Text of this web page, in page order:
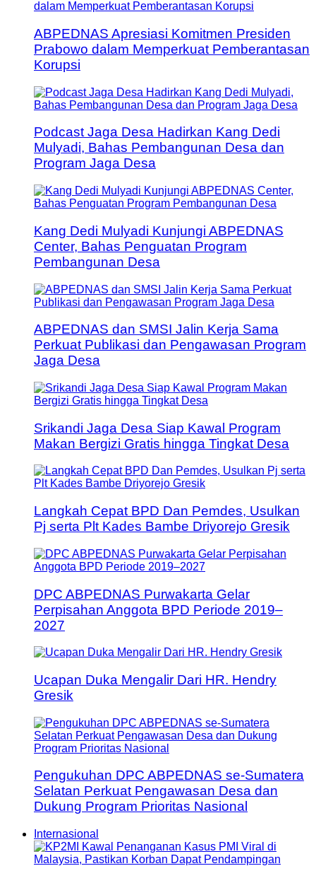
ABPEDNAS Apresiasi Komitmen Presiden
Prabowo dalam Memperkuat Pemberantasan
Korupsi
Podcast Jaga Desa Hadirkan Kang Dedi
Mulyadi, Bahas Pembangunan Desa dan
Program Jaga Desa
Kang Dedi Mulyadi Kunjungi ABPEDNAS
Center, Bahas Penguatan Program
Pembangunan Desa
ABPEDNAS dan SMSI Jalin Kerja Sama
Perkuat Publikasi dan Pengawasan Program
Jaga Desa
Srikandi Jaga Desa Siap Kawal Program
Makan Bergizi Gratis hingga Tingkat Desa
Langkah Cepat BPD Dan Pemdes, Usulkan
Pj serta Plt Kades Bambe Driyorejo Gresik
DPC ABPEDNAS Purwakarta Gelar
Perpisahan Anggota BPD Periode 2019–
2027
Ucapan Duka Mengalir Dari HR. Hendry
Gresik
Pengukuhan DPC ABPEDNAS se-Sumatera
Selatan Perkuat Pengawasan Desa dan
Dukung Program Prioritas Nasional
Internasional